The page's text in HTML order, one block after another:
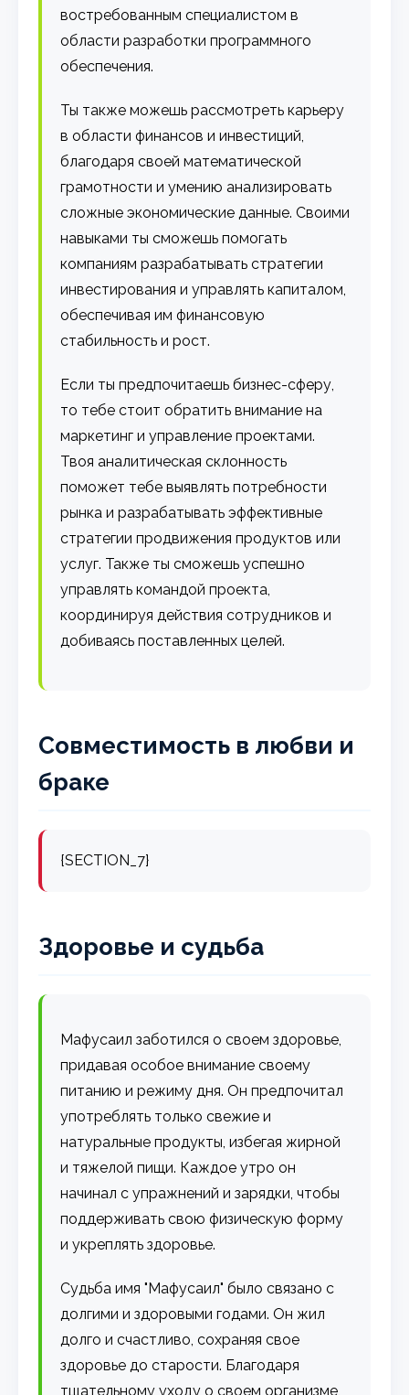
востребованным специалистом в
области разработки программного
обеспечения.
Ты также можешь рассмотреть карьеру
в области финансов и инвестиций,
благодаря своей математической
грамотности и умению анализировать
сложные экономические данные. Своими
навыками ты сможешь помогать
компаниям разрабатывать стратегии
инвестирования и управлять капиталом,
обеспечивая им финансовую
стабильность и рост.
Если ты предпочитаешь бизнес-сферу,
то тебе стоит обратить внимание на
маркетинг и управление проектами.
Твоя аналитическая склонность
поможет тебе выявлять потребности
рынка и разрабатывать эффективные
стратегии продвижения продуктов или
услуг. Также ты сможешь успешно
управлять командой проекта,
координируя действия сотрудников и
добиваясь поставленных целей.
Совместимость в любви и
браке
{SECTION_7}
Здоровье и судьба
Мафусаил заботился о своем здоровье,
придавая особое внимание своему
питанию и режиму дня. Он предпочитал
употреблять только свежие и
натуральные продукты, избегая жирной
и тяжелой пищи. Каждое утро он
начинал с упражнений и зарядки, чтобы
поддерживать свою физическую форму
и укреплять здоровье.
Судьба имя "Мафусаил" было связано с
долгими и здоровыми годами. Он жил
долго и счастливо, сохраняя свое
здоровье до старости. Благодаря
тщательному уходу о своем организме,